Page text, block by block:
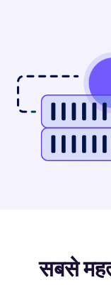
सबसे